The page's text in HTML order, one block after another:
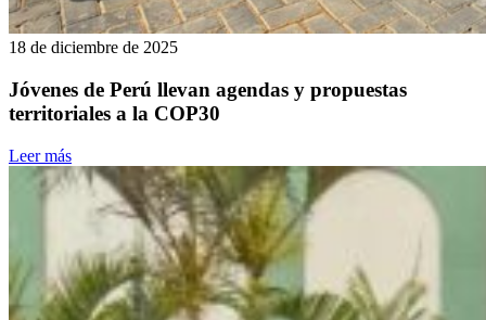
18 de diciembre de 2025
Jóvenes de Perú llevan agendas y propuestas
territoriales a la COP30
Leer más